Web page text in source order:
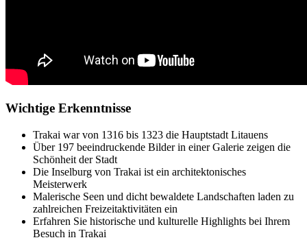
Wichtige Erkenntnisse
Trakai war von 1316 bis 1323 die Hauptstadt Litauens
Über 197 beeindruckende Bilder in einer Galerie zeigen die
Schönheit der Stadt
Die Inselburg von Trakai ist ein architektonisches
Meisterwerk
Malerische Seen und dicht bewaldete Landschaften laden zu
zahlreichen Freizeitaktivitäten ein
Erfahren Sie historische und kulturelle Highlights bei Ihrem
Besuch in Trakai